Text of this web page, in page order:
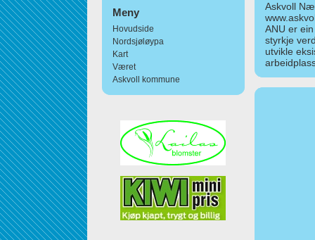
Meny
Hovudside
Nordsjøløypa
Kart
Været
Askvoll kommune
Askvoll
ANU er
styrkje
utvikle